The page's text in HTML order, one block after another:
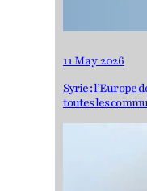
11 May 2026
Syrie : l’Europe
toutes les